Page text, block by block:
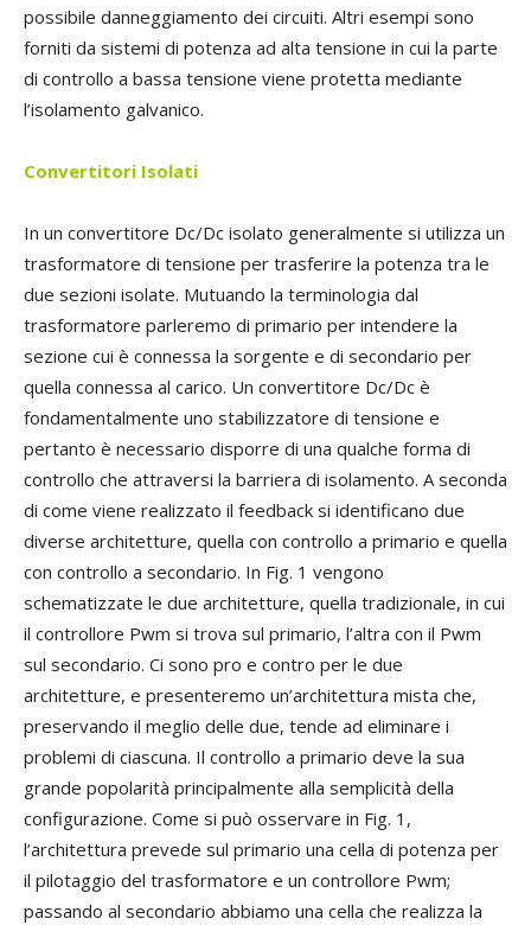
possibile danneggiamento dei circuiti. Altri esempi sono
forniti da sistemi di potenza ad alta tensione in cui la parte
di controllo a bassa tensione viene protetta mediante
l’isolamento galvanico.
Convertitori Isolati
In un convertitore Dc/Dc isolato generalmente si utilizza un
trasformatore di tensione per trasferire la potenza tra le
due sezioni isolate. Mutuando la terminologia dal
trasformatore parleremo di primario per intendere la
sezione cui è connessa la sorgente e di secondario per
quella connessa al carico. Un convertitore Dc/Dc è
fondamentalmente uno stabilizzatore di tensione e
pertanto è necessario disporre di una qualche forma di
controllo che attraversi la barriera di isolamento. A seconda
di come viene realizzato il feedback si identificano due
diverse architetture, quella con controllo a primario e quella
con controllo a secondario. In Fig. 1 vengono
schematizzate le due architetture, quella tradizionale, in cui
il controllore Pwm si trova sul primario, l’altra con il Pwm
sul secondario. Ci sono pro e contro per le due
architetture, e presenteremo un’architettura mista che,
preservando il meglio delle due, tende ad eliminare i
problemi di ciascuna. Il controllo a primario deve la sua
grande popolarità principalmente alla semplicità della
configurazione. Come si può osservare in Fig. 1,
l’architettura prevede sul primario una cella di potenza per
il pilotaggio del trasformatore e un controllore Pwm;
passando al secondario abbiamo una cella che realizza la